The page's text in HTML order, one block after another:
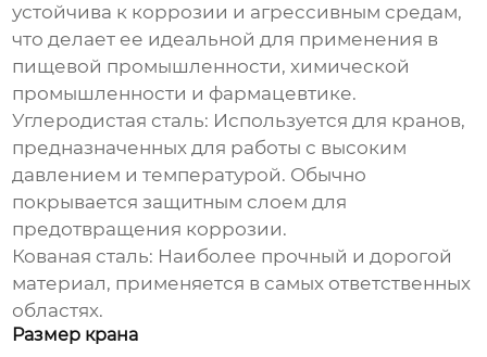
устойчива к коррозии и агрессивным средам,
что делает ее идеальной для применения в
пищевой промышленности, химической
промышленности и фармацевтике.
Углеродистая сталь: Используется для кранов,
предназначенных для работы с высоким
давлением и температурой. Обычно
покрывается защитным слоем для
предотвращения коррозии.
Кованая сталь: Наиболее прочный и дорогой
материал, применяется в самых ответственных
областях.
Размер крана